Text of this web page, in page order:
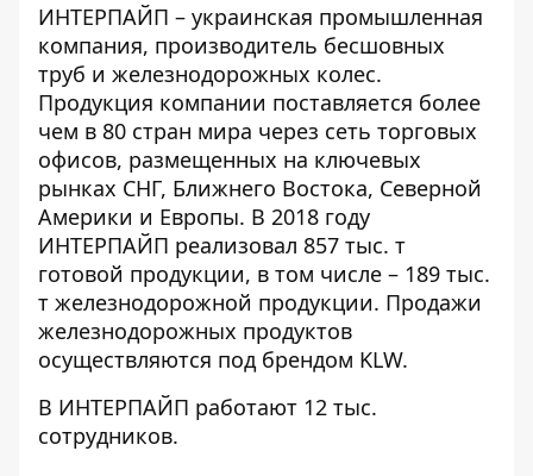
ИНТЕРПАЙП – украинская промышленная
компания, производитель бесшовных
труб и железнодорожных колес.
Продукция компании поставляется более
чем в 80 стран мира через сеть торговых
офисов, размещенных на ключевых
рынках СНГ, Ближнего Востока, Северной
Америки и Европы. В 2018 году
ИНТЕРПАЙП реализовал 857 тыс. т
готовой продукции, в том числе – 189 тыс.
т железнодорожной продукции. Продажи
железнодорожных продуктов
осуществляются под брендом KLW.
В ИНТЕРПАЙП работают 12 тыс.
сотрудников.